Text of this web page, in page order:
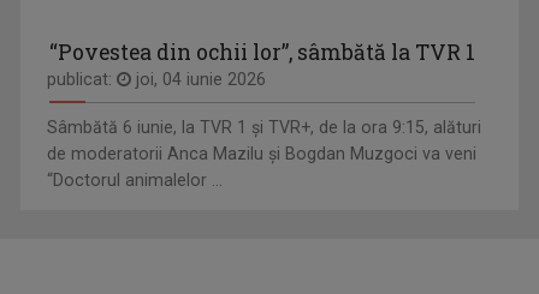
“Povestea din ochii lor”, sâmbătă la TVR 1
publicat: joi, 04 iunie 2026
Sâmbătă 6 iunie, la TVR 1 și TVR+, de la ora 9:15, alături
de moderatorii Anca Mazilu şi Bogdan Muzgoci va veni
“Doctorul animalelor ...